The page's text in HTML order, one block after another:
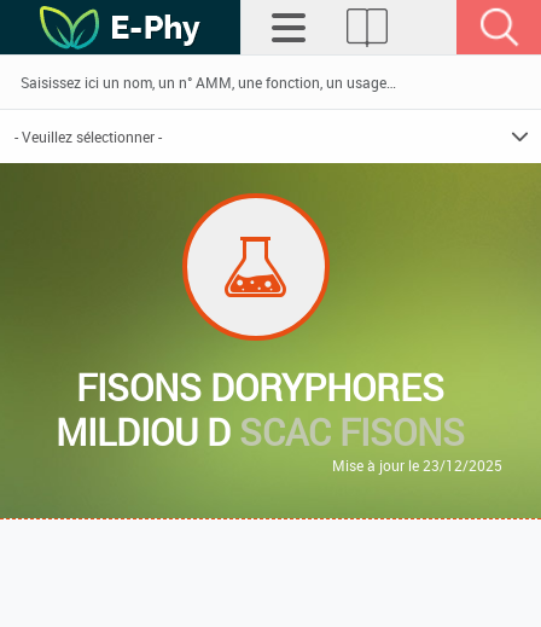
FISONS DORYPHORES
MILDIOU DSCAC FISONS
Mise à jour le 23/12/2025